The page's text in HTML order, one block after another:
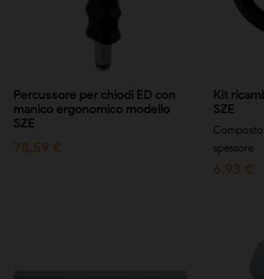
Percussore per chiodi ED con
manico ergonomico modello
SZE
78,59 €
Kit
SZE
spessore
6,93 €